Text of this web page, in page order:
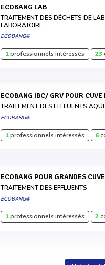
ECOBANG LAB
TRAITEMENT DES DÉCHETS DE
LABORATOIRE
ECOBANG®
1professionnels intéressés 23
ECOBANG IBC/ GRV POUR
TRAITEMENT DES EFFLUENTS
ECOBANG®
1professionnels intéressés 6
ECOBANG POUR GRANDES
TRAITEMENT DES EFFLUENTS
ECOBANG®
1professionnels intéressés 2